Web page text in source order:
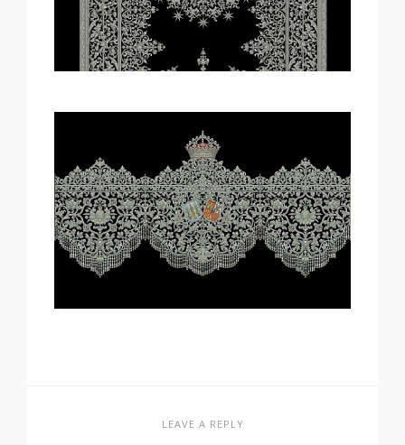
LEAVE A REPLY